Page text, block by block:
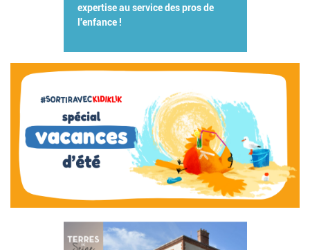
expertise au service des pros de
l'enfance !